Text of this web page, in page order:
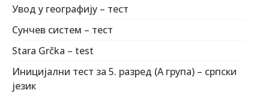
Увод у географију – тест
Сунчев систем – тест
Stara Grčka – test
Иницијални тест за 5. разред (А група) – српски
језик